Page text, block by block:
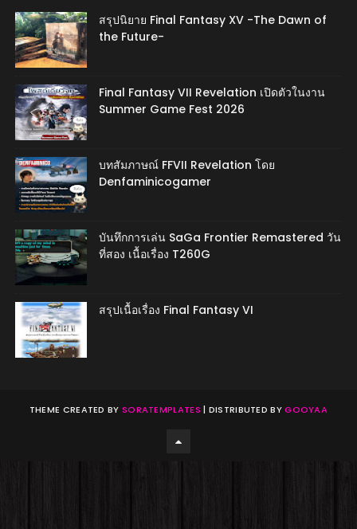
สรุปนิยาย Final Fantasy XV -The Dawn of
the Future-
Final Fantasy VII Revelation เปิดตัวในงาน
Summer Game Fest 2026
บทสัมภาษณ์ FFVII Revelation โดย
Denfaminicogamer
บันทึกการเล่น SaGa Frontier Remastered วัน
ที่สอง เนื้อเรื่อง T260G
สรุปเนื้อเรื่อง Final Fantasy VI
THEME CREATED BY SORATEMPLATES | DISTRIBUTED BYGOOYAA